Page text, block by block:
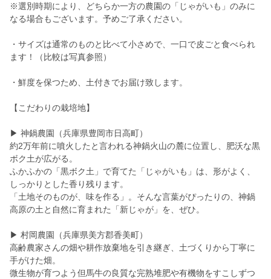
※選別時期により、どちらか一方の農園の「じゃがいも」のみに
なる場合もございます。予めご了承ください。
・サイズは通常のものと比べて小さめで、一口で皮ごと食べられ
ます！（比較は写真参照）
・鮮度を保つため、土付きでお届け致します。
【こだわりの栽培地】
▶ 神鍋農園（兵庫県豊岡市日高町）
約2万年前に噴火したと言われる神鍋火山の麓に位置し、肥沃な黒
ボク土が広がる。
ふかふかの「黒ボク土」で育てた「じゃがいも」は、形がよく、
しっかりとした香り残ります。
「土地そのものが、味を作る」。そんな言葉がぴったりの、神鍋
高原の土と自然に育まれた「新じゃが」を、ぜひ。
▶ 村岡農園（兵庫県美方郡香美町）
高齢農家さんの畑や耕作放棄地を引き継ぎ、土づくりから丁寧に
手がけた畑。
微生物が育つよう但馬牛の良質な完熟堆肥や有機物をすこしずつ